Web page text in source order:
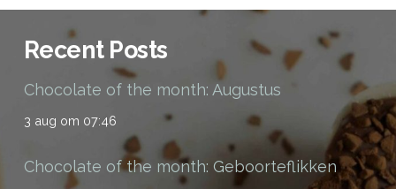
Recent Posts
Chocolate of the month: Augustus
3 aug om 07:46
Chocolate of the month: Geboorteflikken